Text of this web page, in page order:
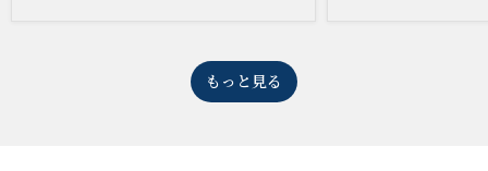
もっと見る